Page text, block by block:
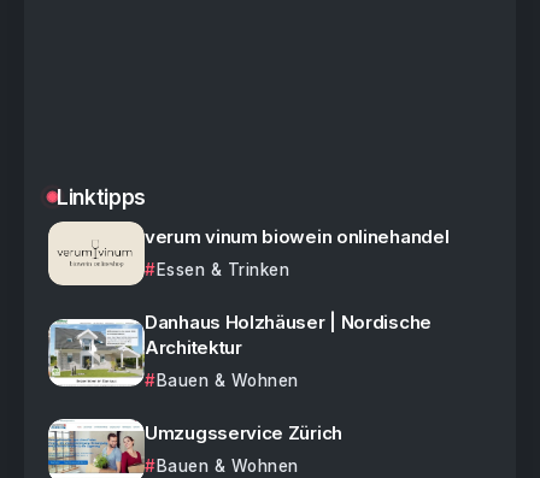
Linktipps
verum vinum biowein onlinehandel
Essen & Trinken
Danhaus Holzhäuser | Nordische
Architektur
Bauen & Wohnen
Umzugsservice Zürich
Bauen & Wohnen